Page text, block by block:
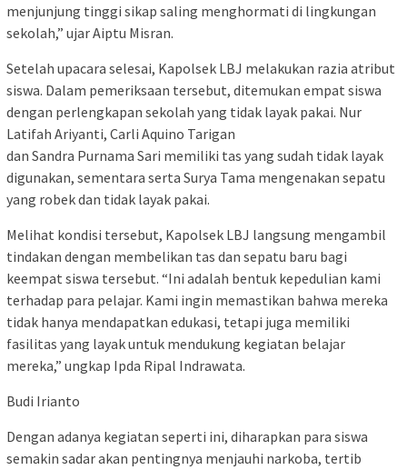
menjunjung tinggi sikap saling menghormati di lingkungan
sekolah,” ujar Aiptu Misran.
Setelah upacara selesai, Kapolsek LBJ melakukan razia atribut
siswa. Dalam pemeriksaan tersebut, ditemukan empat siswa
dengan perlengkapan sekolah yang tidak layak pakai. Nur
Latifah Ariyanti, Carli Aquino Tarigan
dan Sandra Purnama Sari memiliki tas yang sudah tidak layak
digunakan, sementara serta Surya Tama mengenakan sepatu
yang robek dan tidak layak pakai.
Melihat kondisi tersebut, Kapolsek LBJ langsung mengambil
tindakan dengan membelikan tas dan sepatu baru bagi
keempat siswa tersebut. “Ini adalah bentuk kepedulian kami
terhadap para pelajar. Kami ingin memastikan bahwa mereka
tidak hanya mendapatkan edukasi, tetapi juga memiliki
fasilitas yang layak untuk mendukung kegiatan belajar
mereka,” ungkap Ipda Ripal Indrawata.
Budi Irianto
Dengan adanya kegiatan seperti ini, diharapkan para siswa
semakin sadar akan pentingnya menjauhi narkoba, tertib